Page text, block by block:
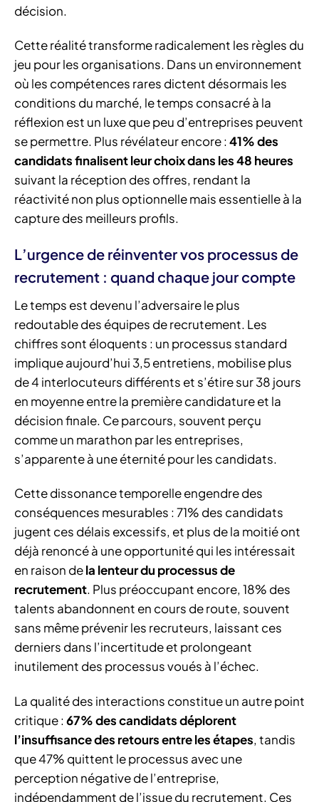
décision.
Cette réalité transforme radicalement les règles du
jeu pour les organisations. Dans un environnement
où les compétences rares dictent désormais les
conditions du marché, le temps consacré à la
réflexion est un luxe que peu d’entreprises peuvent
se permettre. Plus révélateur encore :41% des
candidats finalisent leur choix dans les 48 heures
suivant la réception des offres, rendant la
réactivité non plus optionnelle mais essentielle à la
capture des meilleurs profils.
L’urgence de réinventer vos processus de
recrutement : quand chaque jour compte
Le temps est devenu l’adversaire le plus
redoutable des équipes de recrutement. Les
chiffres sont éloquents : un processus standard
implique aujourd’hui 3,5 entretiens, mobilise plus
de 4 interlocuteurs différents et s’étire sur 38 jours
en moyenne entre la première candidature et la
décision finale. Ce parcours, souvent perçu
comme un marathon par les entreprises,
s’apparente à une éternité pour les candidats.
Cette dissonance temporelle engendre des
conséquences mesurables : 71% des candidats
jugent ces délais excessifs, et plus de la moitié ont
déjà renoncé à une opportunité qui les intéressait
en raison dela lenteur du processus de
recrutement. Plus préoccupant encore, 18% des
talents abandonnent en cours de route, souvent
sans même prévenir les recruteurs, laissant ces
derniers dans l’incertitude et prolongeant
inutilement des processus voués à l’échec.
La qualité des interactions constitue un autre point
critique :67% des candidats déplorent
l’insuffisance des retours entre les étapes, tandis
que 47% quittent le processus avec une
perception négative de l’entreprise,
indépendamment de l’issue du recrutement. Ces